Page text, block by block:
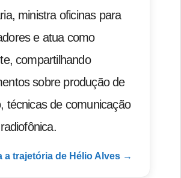
ministra oficinas para
e atua como
compartilhando
sobre produção de
técnicas de comunicação
a trajetória de Hélio Alves →